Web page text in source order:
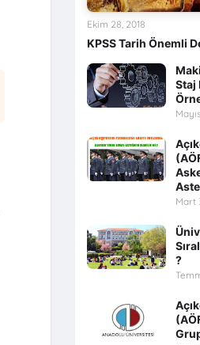
KPSS Tarih Önemli
Ekim 28, 2018
Staj
Mart
?